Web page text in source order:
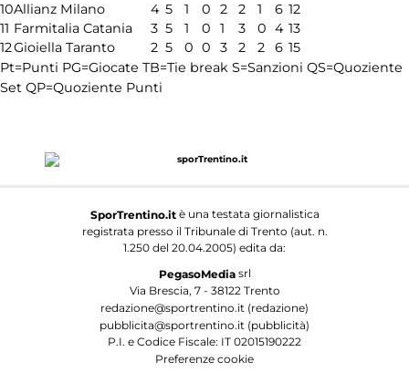
10Allianz Milano 4 5 1 0 2 2 1 6 12
11 Farmitalia Catania 3 5 1 0 1 3 0 4 13
12Gioiella Taranto 2 5 0 0 3 2 2 6 15
Pt=Punti PG=Giocate TB=Tie break S=Sanzioni QS=Quoziente
Set QP=Quoziente Punti
SporTrentino.itè una testata giornalistica
registrata presso il Tribunale di Trento (aut. n.
1.250 del 20.04.2005) edita da:
PegasoMediasrl
Via Brescia, 7 - 38122 Trento
redazione@sportrentino.it (redazione)
pubblicita@sportrentino.it (pubblicità)
P.I. e Codice Fiscale: IT 02015190222
Preferenze cookie